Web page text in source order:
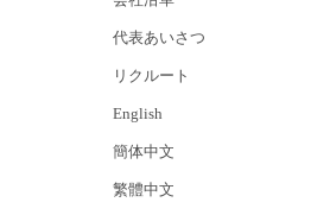
代表あいさつ
リクルート
English
簡体中文
繁體中文